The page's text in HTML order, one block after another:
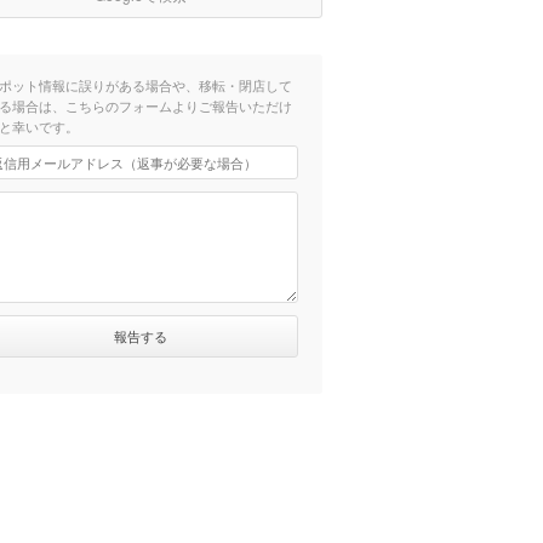
ット情報に誤りがある場合や、移転・閉店して
場合は、こちらのフォームよりご報告いただけ
幸いです。